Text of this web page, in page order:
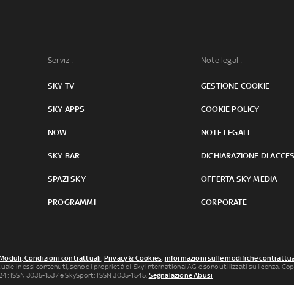
Servizi:
SKY TV
SKY APPS
NOW
SKY BAR
SPAZI SKY
PROGRAMMI
Note legali:
GESTIONE COOKIE
COOKIE POLICY
NOTE LEGALI
DICHIARAZIONE DI
OFFERTA SKY MEDIA
CORPORATE
Condizioni contrattuali, Privacy & Cookies, informazioni sulle modifiche
in essi contenuti, sono di proprietà di Sky international AG e sono utilizzati su licenza.
ISSN 3035-1537 e SkySport: ISSN 3035-1545. Segnalazione Abusi